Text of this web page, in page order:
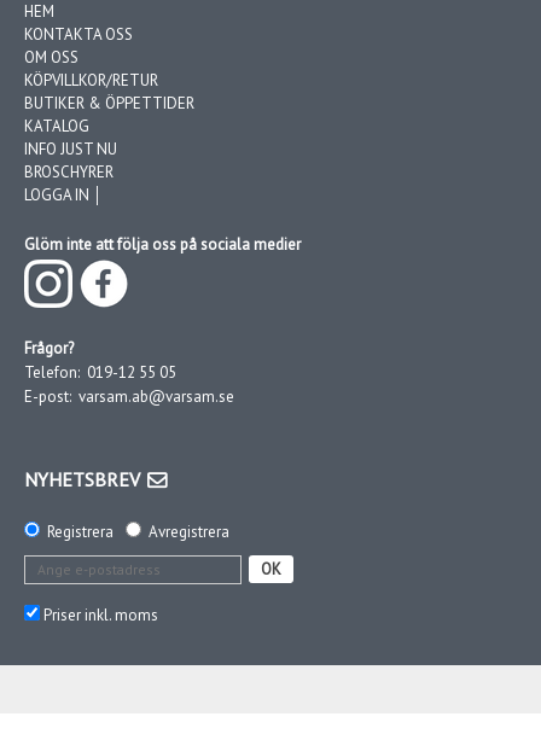
HEM
KONTAKTA OSS
OM OSS
KÖPVILLKOR/RETUR
BUTIKER & ÖPPETTIDER
KATALOG
INFO JUST NU
BROSCHYRER
LOGGA IN │
Glöm inte att följa oss på sociala medier
Frågor?
Telefon: 019-12 55 05
E-post: varsam.ab@varsam.se
NYHETSBREV
Registrera
Avregistrera
OK
Priser inkl. moms